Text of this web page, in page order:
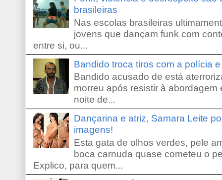
brasileiras
Nas escolas brasileiras
jovens que dançam funk com
entre si, ou...
Bandido troca tiros com a polícia
Bandido acusado de está
morreu após resistir à
noite de...
Dançarina e atriz, Samara Leite
imagens!
Esta gata de olhos verdes, pele
boca carnuda quase cometeu o
Explico, para quem...